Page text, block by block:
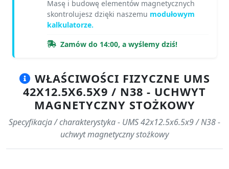
Masę i budowę elementów magnetycznych
skontrolujesz dzięki naszemu modułowym
kalkulatorze.
Zamów do 14:00, a wyślemy dziś!
WŁAŚCIWOŚCI FIZYCZNE UMS
42X12.5X6.5X9 / N38 - UCHWYT
MAGNETYCZNY STOŻKOWY
Specyfikacja / charakterystyka - UMS 42x12.5x6.5x9 / N38 -
uchwyt magnetyczny stożkowy